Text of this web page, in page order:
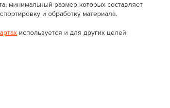
минимальный размер которых составляет
и обработку материала.
используется и для других целей: